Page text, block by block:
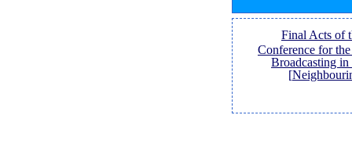
[Final Acts of
Conference for
Broadcasting